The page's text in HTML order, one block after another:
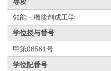
知能・機能創成工学
学位授与番号
甲第08561号
学位記番号